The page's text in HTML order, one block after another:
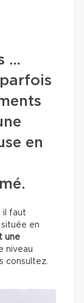
…
en
il faut
en
une
niveau
consultez.